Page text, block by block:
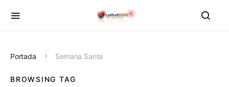
Portada Semana Santa
BROWSING TAG